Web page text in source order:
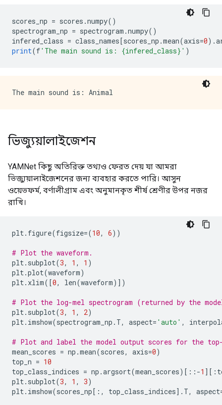
scores_np = scores .numpy()
spectrogram_np = spectrogram .numpy()
infered_class = class_names[scores_np .mean(axis=0).
print(f'The main sound is: {infered_class}' )
ভিজ্যুয়ালাইজেশন
YAMNet কিছু অতিরিক্ত তথ্যও ফেরত দেয় যা আমরা
ভিজ্যুয়ালাইজেশনের জন্য ব্যবহার করতে পারি। আসুন
ওয়েভফর্ম, বর্ণালীগ্রাম এবং অনুমানকৃত শীর্ষ শ্রেণীর উপর নজর
রাখি।
plt. figure(figsize=(10, 6))
# Plot the waveform.
plt. subplot(3, 1 , 1 )
plt.plot(waveform)
plt. xlim([0, len(waveform)])
# Plot the log-mel spectrogram (returned by the
plt. subplot(3, 1 , 2)
plt. imshow(spectrogram_np . T, aspect= 'auto' ,
# Plot and label the model output scores for the
mean_scores = np .mean(scores, axis=0)
top_n = 10
top_class_indices = np .argsort(mean_scores)[::-1 ][:
plt. subplot(3, 1 , 3)
plt. imshow(scores_np[:, top_class_indices]. T, aspect